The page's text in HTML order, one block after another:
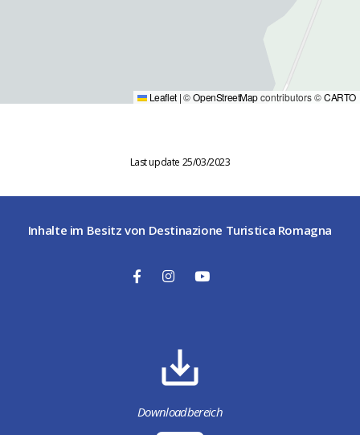
Leaflet |©OpenStreetMapcontributors ©CARTO
Last update 25/03/2023
Inhalte im Besitz von Destinazione Turistica Romagna
Downloadbereich